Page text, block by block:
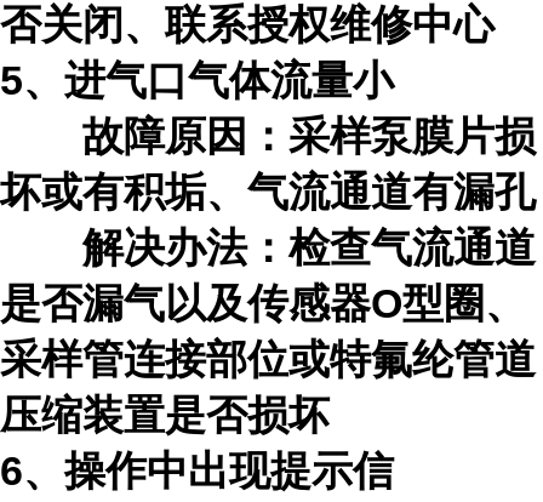
否关闭、联系授权维修中心
5、进气口气体流量小
故障原因：采样泵膜片损
坏或有积垢、气流通道有漏孔
解决办法：检查气流通道
是否漏气以及传感器O型圈、
采样管连接部位或特氟纶管道
压缩装置是否损坏
6、操作中出现提示信